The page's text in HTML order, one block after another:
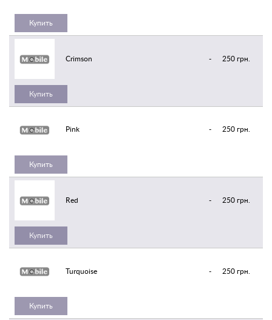
Купить
Crimson 250 грн.
-
Купить
Pink 250 грн.
-
Купить
Red 250 грн.
-
Купить
Turquoise 250 грн.
-
Купить